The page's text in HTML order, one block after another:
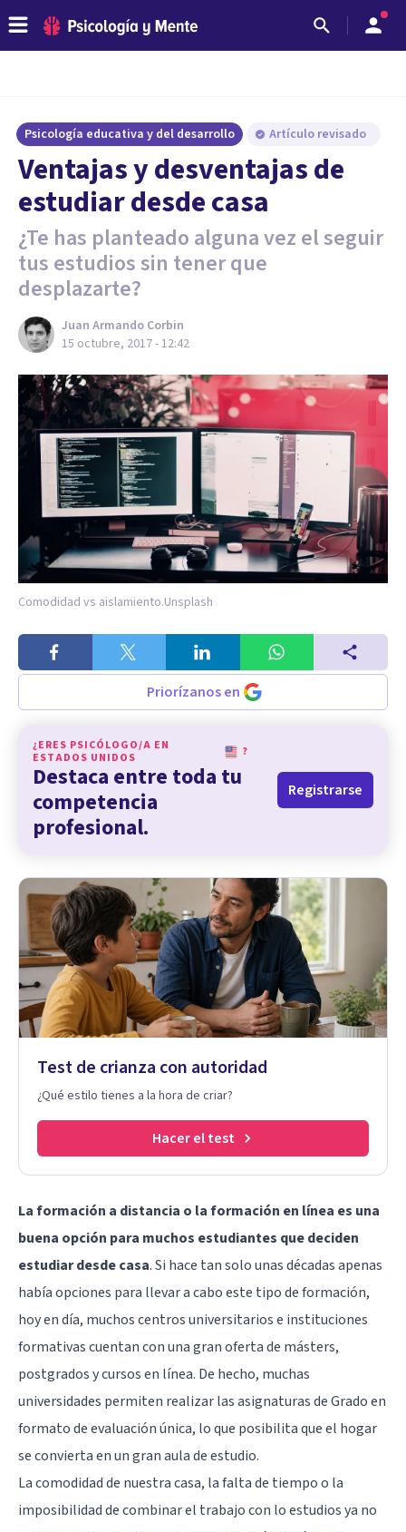
Psicología educativa y del desarrollo Artículo revisado
Ventajas y desventajas de
estudiar desde casa
¿Te has planteado alguna vez el seguir
tus estudios sin tener que
desplazarte?
Juan Armando Corbin
15 octubre, 2017 - 12:42
Comodidad vs aislamiento.Unsplash
Priorízanos en
¿ERES PSICÓLOGO/A EN
ESTADOS UNIDOS
?
Destaca entre toda tu
competencia
profesional.
Registrarse
Test de crianza con autoridad
¿Qué estilo tienes a la hora de criar?
Hacer el test
La formación a distancia o la formación en línea es una
buena opción para muchos estudiantes que deciden
estudiar desde casa. Si hace tan solo unas décadas apenas
había opciones para llevar a cabo este tipo de formación,
hoy en día, muchos centros universitarios e instituciones
formativas cuentan con una gran oferta de másters,
postgrados y cursos en línea. De hecho, muchas
universidades permiten realizar las asignaturas de Grado en
formato de evaluación única, lo que posibilita que el hogar
se convierta en un gran aula de estudio.
La comodidad de nuestra casa, la falta de tiempo o la
imposibilidad de combinar el trabajo con lo estudios ya no